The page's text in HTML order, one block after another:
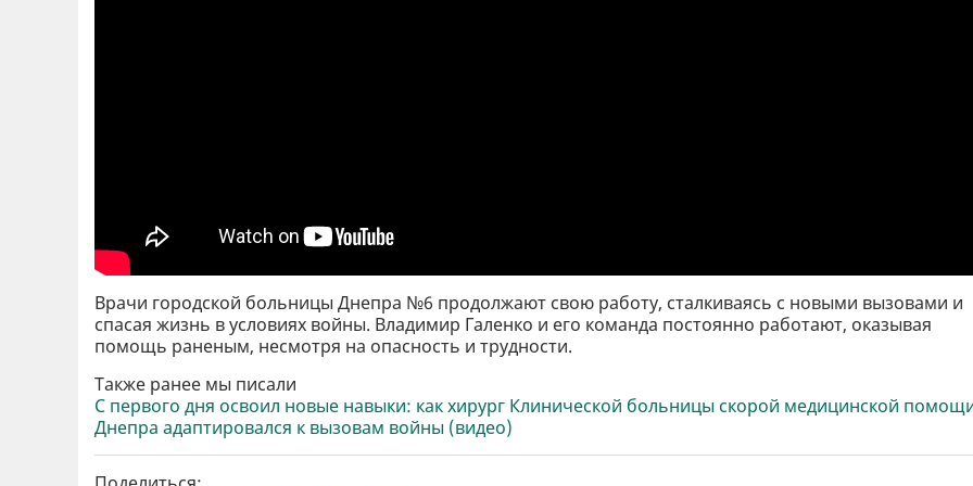
Врачи городской больницы Днепра №6 продолжают свою работу, сталкиваясь с новыми вызовами и
спасая жизнь в условиях войны. Владимир Галенко и его команда постоянно работают, оказывая
помощь раненым, несмотря на опасность и трудности.
Также ранее мы писали
С первого дня освоил новые навыки: как хирург Клинической больницы скорой медицинской
Днепра адаптировался к вызовам войны (видео)